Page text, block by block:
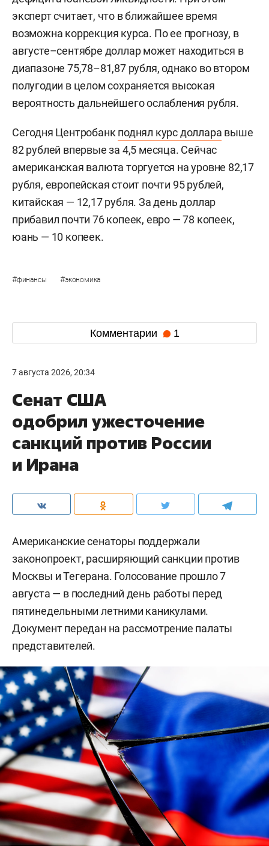
эксперт считает, что в ближайшее время
возможна коррекция курса. По ее прогнозу, в
августе–сентябре доллар может находиться в
диапазоне 75,78–81,87 рубля, однако во втором
полугодии в целом сохраняется высокая
вероятность дальнейшего ослабления рубля.
Сегодня Центробанкподнял курс доллара выше
82 рублей впервые за 4,5 месяца. Сейчас
американская валюта торгуется на уровне 82,17
рубля, европейская стоит почти 95 рублей,
китайская — 12,17 рубля. За день доллар
прибавил почти 76 копеек, евро — 78 копеек,
юань — 10 копеек.
#финансы #экономика
Комментарии 1
7 августа 2026, 20:34
Сенат США
одобрил ужесточение
санкций против России
и Ирана
Американские сенаторы поддержали
законопроект, расширяющий санкции против
Москвы и Тегерана. Голосование прошло 7
августа — в последний день работы перед
пятинедельными летними каникулами.
Документ передан на рассмотрение палаты
представителей.